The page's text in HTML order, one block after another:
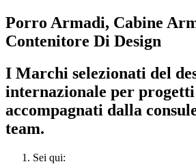
Porro Armadi, Cabine
Contenitore Di Design
I Marchi selezionati del
internazionale per progetti
accompagnati dalla
team.
Sei qui: